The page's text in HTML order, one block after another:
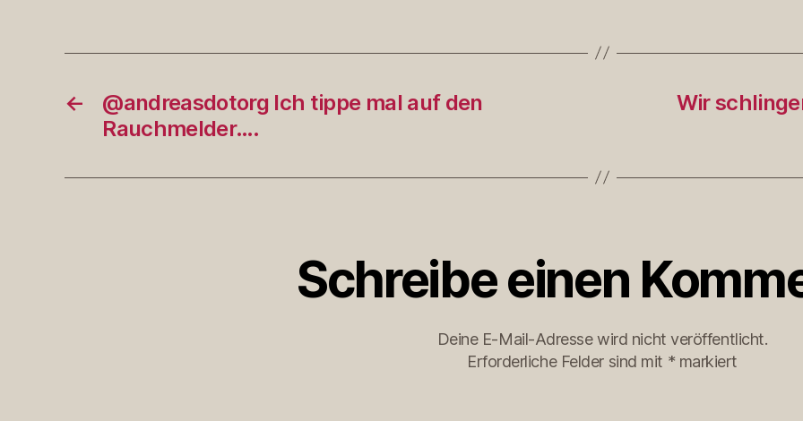
←
@andreasdotorg Ich tippe mal auf den
Rauchmelder….
Wir
Schreibe einen
Deine E-Mail-Adresse wird nicht veröffentlicht.
Erforderliche Felder sind mit * markiert